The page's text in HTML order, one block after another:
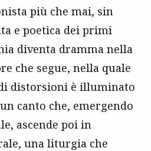
più che mai, sin
e poetica dei primi
diventa dramma nella
che segue, nella quale
distorsioni è illuminato
canto che, emergendo
ascende poi in
una liturgia che